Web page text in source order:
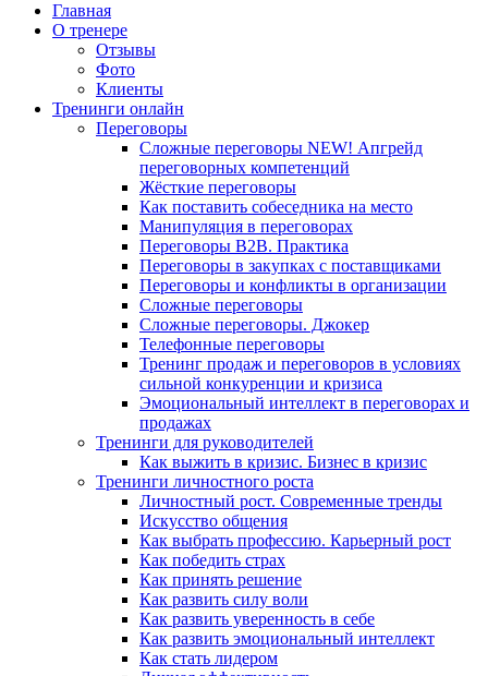
Главная
О тренере
Отзывы
Фото
Клиенты
Тренинги онлайн
Переговоры
Сложные переговоры NEW! Апгрейд
переговорных компетенций
Жёсткие переговоры
Как поставить собеседника на место
Манипуляция в переговорах
Переговоры B2B. Практика
Переговоры в закупках с поставщиками
Переговоры и конфликты в организации
Сложные переговоры
Сложные переговоры. Джокер
Телефонные переговоры
Тренинг продаж и переговоров в условиях
сильной конкуренции и кризиса
Эмоциональный интеллект в переговорах и
продажах
Тренинги для руководителей
Как выжить в кризис. Бизнес в кризис
Тренинги личностного роста
Личностный рост. Современные тренды
Искусство общения
Как выбрать профессию. Карьерный рост
Как победить страх
Как принять решение
Как развить силу воли
Как развить уверенность в себе
Как развить эмоциональный интеллект
Как стать лидером